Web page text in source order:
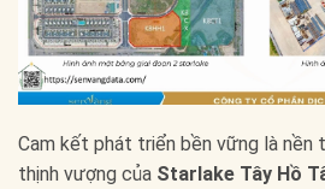
Cam kết phát triển bền vững là nền
thịnh vượng của Starlake Tây Hồ